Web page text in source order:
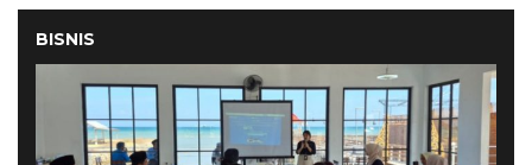
BISNIS